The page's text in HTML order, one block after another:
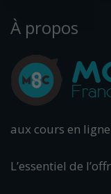
À propos
aux cours en
L’essentiel de